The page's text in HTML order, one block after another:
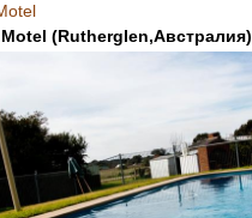
(Rutherglen,Австралия)